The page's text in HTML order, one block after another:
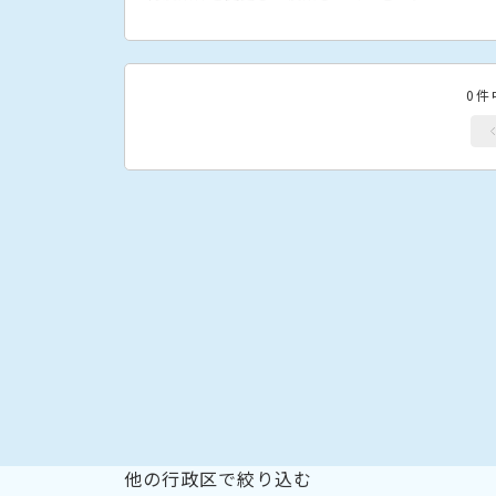
0件
他の行政区で絞り込む